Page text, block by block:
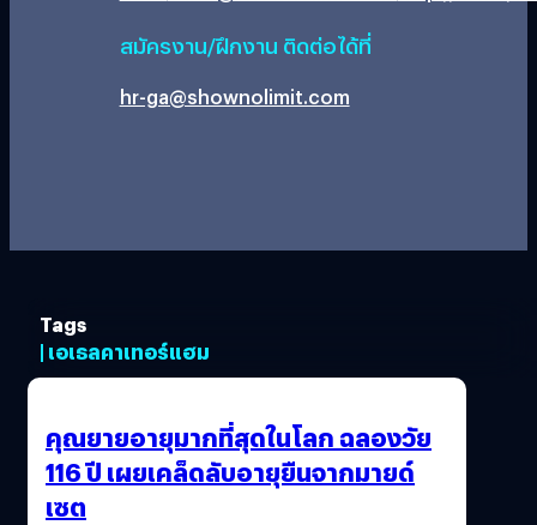
สมัครงาน/ฝึกงาน ติดต่อได้ที่
hr-ga@shownolimit.com
Tags
| เอเธลคาเทอร์แฮม
คุณยายอายุมากที่สุดในโลก ฉลองวัย
116 ปี เผยเคล็ดลับอายุยืนจากมายด์
เซต